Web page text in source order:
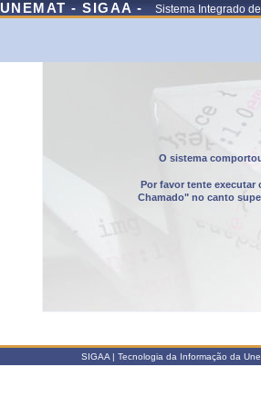
UNEMAT - SIGAA - Sistema Integrado
O sistema
Por favor tente executar
Chamado" no canto
SIGAA | Tecnologia da Informação da